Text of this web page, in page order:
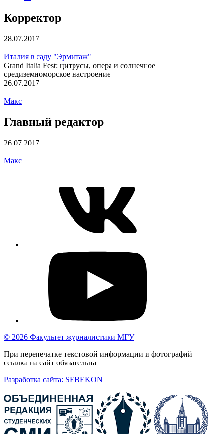
Корректор
28.07.2017
Италия в саду "Эрмитаж"
Grand Italia Fest: цитрусы, опера и солнечное
средиземноморское настроение
26.07.2017
Макс
Главный редактор
26.07.2017
Макс
© 2026 Факультет журналистики МГУ
При перепечатке текстовой информации и фотографий
ссылка на сайт обязательна
Разработка сайта: SEBEKON